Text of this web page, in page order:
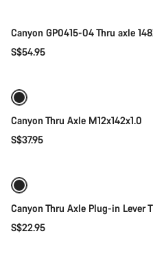
Canyon GP0415-04 Thru axle
S$54.95
Canyon Thru Axle M12x142x1.0
S$37.95
Canyon Thru Axle Plug-in Lever
S$22.95
您需要帮助吗？